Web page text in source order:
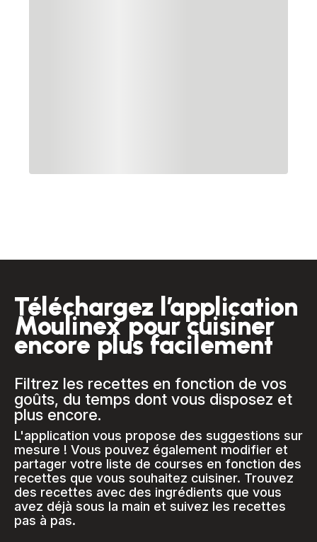
Téléchargez l’application
Moulinex pour cuisiner
encore plus facilement
Filtrez les recettes en fonction de vos
goûts, du temps dont vous disposez et
plus encore.
L'application vous propose des suggestions sur
mesure ! Vous pouvez également modifier et
partager votre liste de courses en fonction des
recettes que vous souhaitez cuisiner. Trouvez
des recettes avec des ingrédients que vous
avez déjà sous la main et suivez les recettes
pas à pas.